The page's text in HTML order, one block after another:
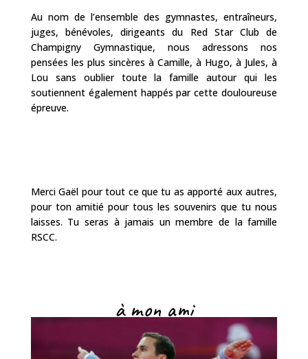
Au nom de l’ensemble des gymnastes, entraîneurs,
juges, bénévoles, dirigeants du Red Star Club de
Champigny Gymnastique, nous adressons nos
pensées les plus sincères à Camille, à Hugo, à Jules, à
Lou sans oublier toute la famille autour qui les
soutiennent également happés par cette douloureuse
épreuve.
Merci Gaël pour tout ce que tu as apporté aux autres,
pour ton amitié pour tous les souvenirs que tu nous
laisses. Tu seras à jamais un membre de la famille
RSCC.
à mon ami